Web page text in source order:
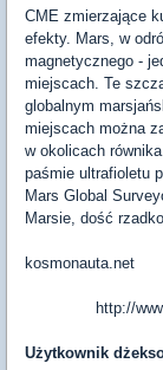
CME zmierzające
efekty. Mars, w
magnetycznego -
miejscach. Te
globalnym
miejscach można
w okolicach
paśmie ultrafioletu
Mars Global
Marsie, dość
kosmonauta.net
http://
Użytkownik